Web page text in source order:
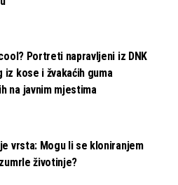
Portreti napravljeni iz DNK
iz kose i žvakaćih guma
na javnim mjestima
vrsta: Mogu li se kloniranjem
životinje?